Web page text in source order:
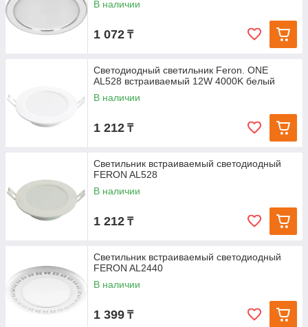
В наличии
1 072 ₸
Светодиодный светильник Feron. ONE
AL528 встраиваемый 12W 4000K белый
В наличии
1 212 ₸
Светильник встраиваемый светодиодный
FERON AL528
В наличии
1 212 ₸
Светильник встраиваемый светодиодный
FERON AL2440
В наличии
1 399 ₸